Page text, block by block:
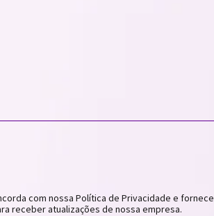
com nossa Política de Privacidade e fornece
receber atualizações de nossa empresa.